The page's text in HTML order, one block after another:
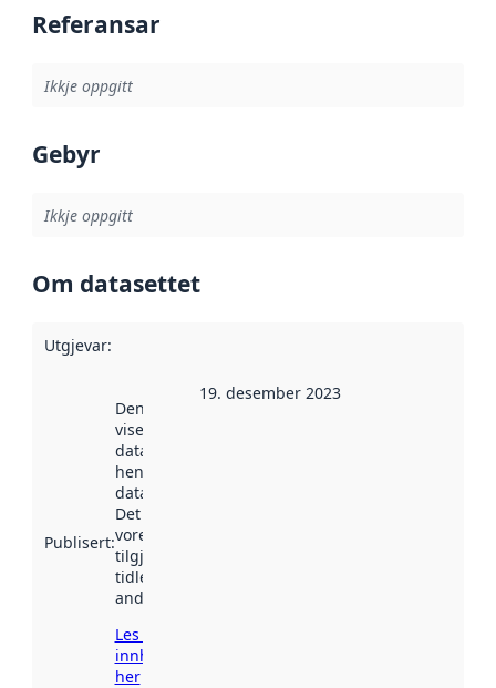
Referansar
Ikkje oppgitt
Gebyr
Ikkje oppgitt
Om datasettet
Utgjevar:
Publisert:
Denne datoen
viser når
datasettet vart
henta inn av
data.norge.no.
Det kan ha
vore
tilgjengeleg
tidlegare
andre stader.
Les meir om
innhenting
her
19. desember 2023